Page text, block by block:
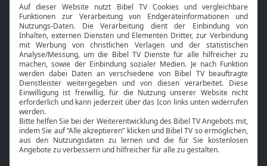
Neuigkeiten
Smart TV
HbbTV
Bibelthek Online-Bibel
Nächster Gottesdienst
Bibel TV
Über uns
Jobs
Service
Kontakt
TV-Empfang